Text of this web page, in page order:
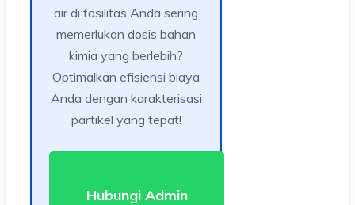
air di fasilitas Anda sering
memerlukan dosis bahan
kimia yang berlebih?
Optimalkan efisiensi biaya
Anda dengan karakterisasi
partikel yang tepat!
Hubungi Admin